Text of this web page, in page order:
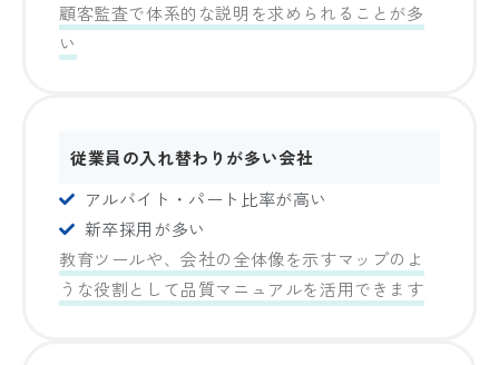
顧客監査で体系的な説明を求められることが多
い
従業員の入れ替わりが多い会社
アルバイト・パート比率が高い
新卒採用が多い
教育ツールや、会社の全体像を示すマップのよ
うな役割として品質マニュアルを活用できます